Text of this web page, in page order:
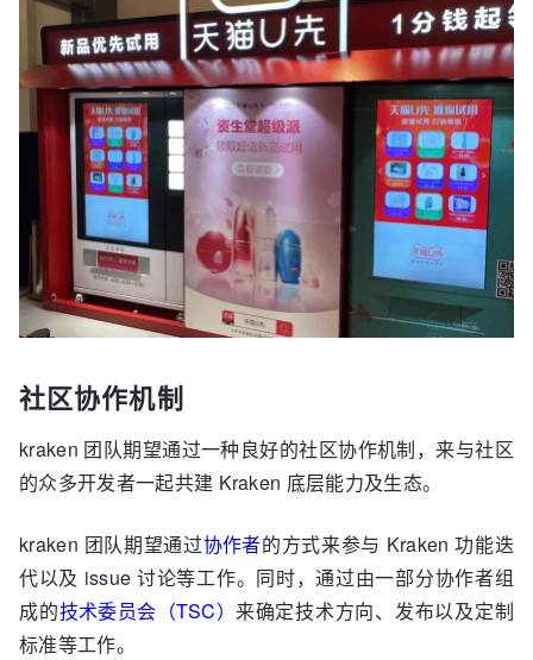
社区协作机制
kraken 团队期望通过一种良好的社区协作机制，来与社区
的众多开发者一起共建 Kraken 底层能力及生态。
kraken 团队期望通过协作者的方式来参与 Kraken 功能迭
代以及 issue 讨论等工作。同时，通过由一部分协作者组
成的技术委员会（TSC） 来确定技术方向、发布以及定制
标准等工作。